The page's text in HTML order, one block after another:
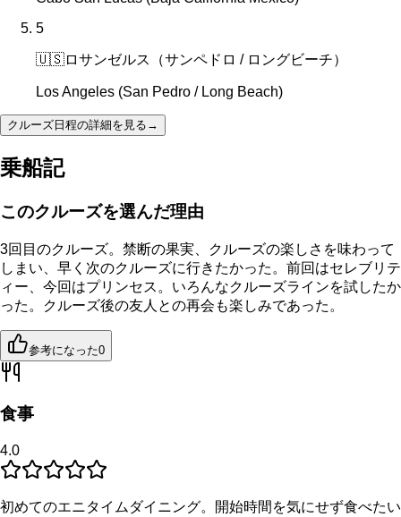
5
🇺🇸ロサンゼルス（サンペドロ / ロングビーチ）
Los Angeles (San Pedro / Long Beach)
クルーズ日程の詳細を見る →
乗船記
このクルーズを選んだ理由
3回目のクルーズ。禁断の果実、クルーズの楽しさを味わって
しまい、早く次のクルーズに行きたかった。前回はセレブリテ
ィー、今回はプリンセス。いろんなクルーズラインを試したか
った。クルーズ後の友人との再会も楽しみであった。
参考になった0
食事
4.0
初めてのエニタイムダイニング。開始時間を気にせず食べたい